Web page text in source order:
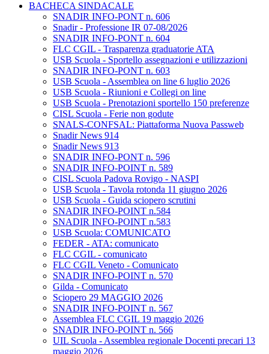
BACHECA SINDACALE
SNADIR INFO-PONT n. 606
Snadir - Professione IR 07-08/2026
SNADIR INFO-PONT n. 604
FLC CGIL - Trasparenza graduatorie ATA
USB Scuola - Sportello assegnazioni e utilizzazioni
SNADIR INFO-PONT n. 603
USB Scuola - Assemblea on line 6 luglio 2026
USB Scuola - Riunioni e Collegi on line
USB Scuola - Prenotazioni sportello 150 preferenze
CISL Scuola - Ferie non godute
SNALS-CONFSAL: Piattaforma Nuova Passweb
Snadir News 914
Snadir News 913
SNADIR INFO-PONT n. 596
SNADIR INFO-POINT n. 589
CISL Scuola Padova Rovigo - NASPI
USB Scuola - Tavola rotonda 11 giugno 2026
USB Scuola - Guida sciopero scrutini
SNADIR INFO-POINT n.584
SNADIR INFO-POINT n.583
USB Scuola: COMUNICATO
FEDER - ATA: comunicato
FLC CGIL - comunicato
FLC CGIL Veneto - Comunicato
SNADIR INFO-POINT n. 570
Gilda - Comunicato
Sciopero 29 MAGGIO 2026
SNADIR INFO-POINT n. 567
Assemblea FLC CGIL 19 maggio 2026
SNADIR INFO-POINT n. 566
UIL Scuola - Assemblea regionale Docenti precari 13
maggio 2026